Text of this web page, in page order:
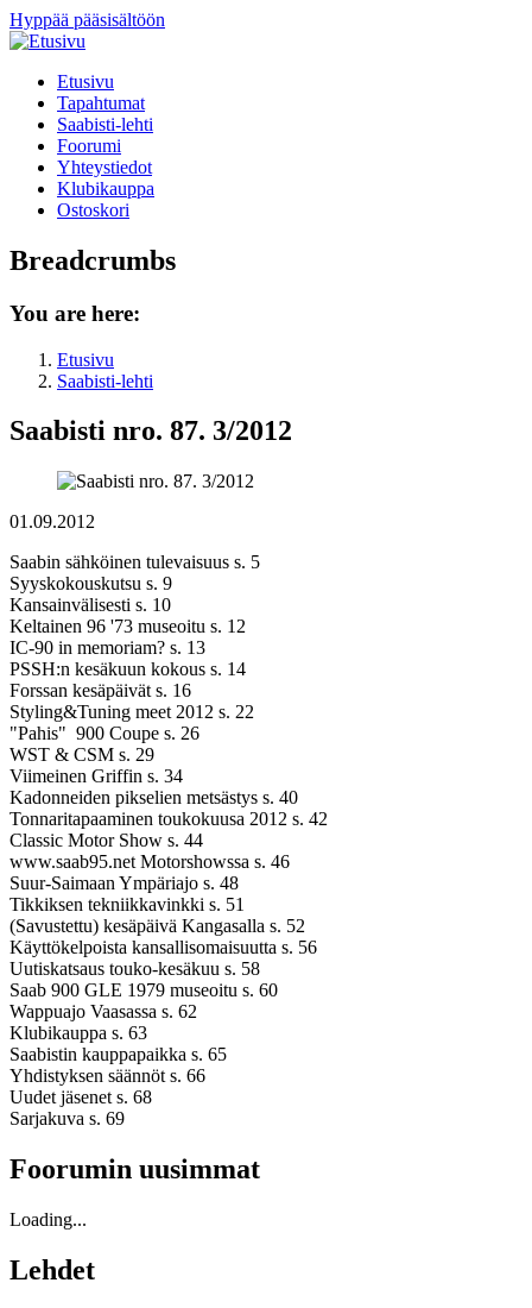
Hyppää pääsisältöön
Etusivu
Tapahtumat
Saabisti-lehti
Foorumi
Yhteystiedot
Klubikauppa
Ostoskori
Breadcrumbs
You are here:
Etusivu
Saabisti-lehti
Saabisti nro. 87. 3/2012
01.09.2012
Saabin sähköinen tulevaisuus s. 5
Syyskokouskutsu s. 9
Kansainvälisesti s. 10
Keltainen 96 '73 museoitu s. 12
IC-90 in memoriam? s. 13
PSSH:n kesäkuun kokous s. 14
Forssan kesäpäivät s. 16
Styling&Tuning meet 2012 s. 22
"Pahis" 900 Coupe s. 26
WST & CSM s. 29
Viimeinen Griffin s. 34
Kadonneiden pikselien metsästys s. 40
Tonnaritapaaminen toukokuusa 2012 s. 42
Classic Motor Show s. 44
www.saab95.net Motorshowssa s. 46
Suur-Saimaan Ympäriajo s. 48
Tikkiksen tekniikkavinkki s. 51
(Savustettu) kesäpäivä Kangasalla s. 52
Käyttökelpoista kansallisomaisuutta s. 56
Uutiskatsaus touko-kesäkuu s. 58
Saab 900 GLE 1979 museoitu s. 60
Wappuajo Vaasassa s. 62
Klubikauppa s. 63
Saabistin kauppapaikka s. 65
Yhdistyksen säännöt s. 66
Uudet jäsenet s. 68
Sarjakuva s. 69
Foorumin uusimmat
Loading...
Lehdet